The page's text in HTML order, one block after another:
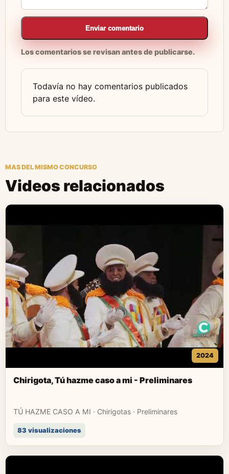
Enviar comentario
Los comentarios se revisan antes de publicarse.
Todavía no hay comentarios publicados
para este vídeo.
MAS DEL MISMO CONCURSO
Videos relacionados
2024
Chirigota, Tú hazme caso a mi - Preliminares
TÚ HAZME CASO A MI · Chirigotas · Preliminares
83 visualizaciones